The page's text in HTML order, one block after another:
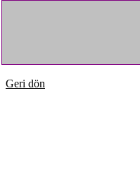
Geri dön